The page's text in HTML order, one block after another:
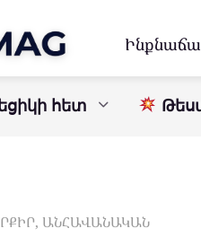
հետ
ԱՆՀԱՎԱՆԱԿԱՆ